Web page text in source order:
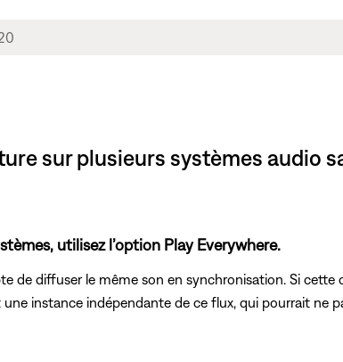
sur plusieurs systèmes audio
utilisez l’option Play Everywhere.
de diffuser le même son en synchronisation. Si
instance indépendante de ce flux, qui pourrait ne